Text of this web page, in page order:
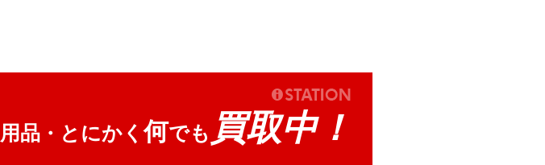
用品・ とにかく何でも 買取中！